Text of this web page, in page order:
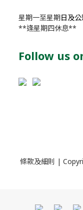
星期一至星期日及
**逢星期四休息**
Follow us
條款及細則 |